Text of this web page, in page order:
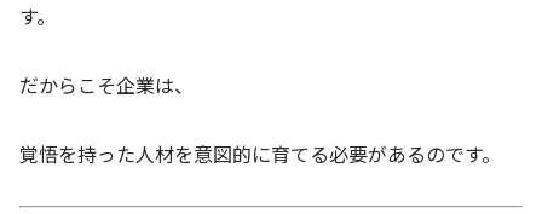
す。
だからこそ企業は、
覚悟を持った人材を意図的に育てる必要があるのです。